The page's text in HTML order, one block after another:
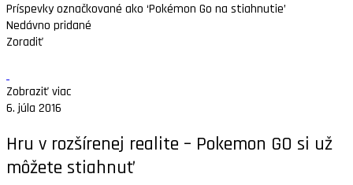
Príspevky označkované ako ‘Pokémon Go na stiahnutie’
Nedávno pridané
Zoradiť
Zobraziť viac
6. júla 2016
Hru v rozšírenej realite – Pokemon GO si už
môžete stiahnuť